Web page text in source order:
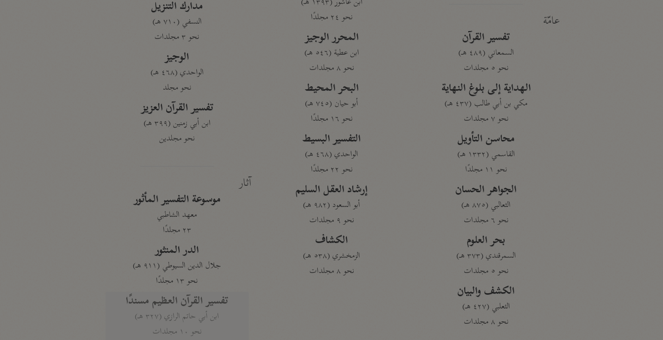
عامّة
تفسير القرآن
السمعاني (٤٨٩ هـ)
نحو ٥ مجلدات
الهداية إلى بلوغ النهاية
مكي بن أبي طالب (٤٣٧ هـ)
نحو ٧ مجلدات
محاسن التأويل
القاسمي (١٣٣٢ هـ)
نحو ١١ مجلدًا
الجواهر الحسان
الثعالبي (٨٧٥ هـ)
نحو ٦ مجلدات
بحر العلوم
السمرقندي (٣٧٣ هـ)
نحو ٥ مجلدات
الكشف والبيان
الثعلبي (٤٢٧ هـ)
نحو ٨ مجلدات
نحو ٢٤ مجلدًا
المحرر الوجيز
ابن عطية (٥٤٦ هـ)
نحو ٨ مجلدات
البحر المحيط
أبو حيان (٧٤٥ هـ)
نحو ١٦ مجلدًا
التفسير البسيط
الواحدي (٤٦٨ هـ)
نحو ٢٢ مجلدًا
إرشاد العقل السليم
أبو السعود (٩٨٢ هـ)
نحو ٩ مجلدات
الكشاف
الزمخشري (٥٣٨ هـ)
نحو ٨ مجلدات
مدارك التنزيل
النسفي (٧١٠ هـ)
نحو ٣ مجلدات
الوجيز
الواحدي (٤٦٨ هـ)
نحو مجلد
تفسير القرآن العزيز
ابن أبي زمنين (٣٩٩ هـ)
نحو مجلدين
آثار
موسوعة التفسير المأثور
معهد الشاطبي
٢٣ مجلدًا
الدر المنثور
جلال الدين السيوطي (٩١١ هـ)
نحو ١٣ مجلدًا
تفسير القرآن العظيم مسندًا
ابن أبي حاتم الرازي (٣٢٧ هـ)
نحو ١٠ مجلدات